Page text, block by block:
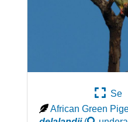
Se
African Green